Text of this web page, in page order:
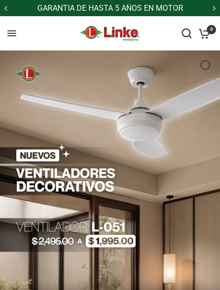
GARANTIA DE HASTA 5 AÑOS EN MOTOR
0